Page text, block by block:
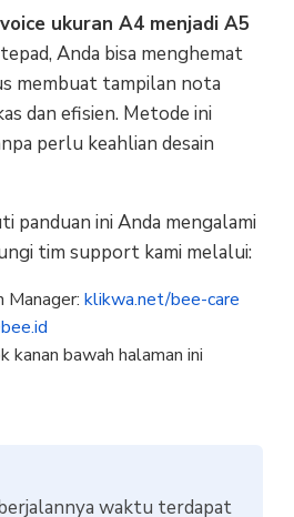
ukuran A4 menjadi A5
Anda bisa menghemat
membuat tampilan nota
dan efisien. Metode ini
perlu keahlian desain
panduan ini Anda mengalami
tim support kami melalui:
klikwa.net/bee-care
kanan bawah halaman ini
waktu terdapat